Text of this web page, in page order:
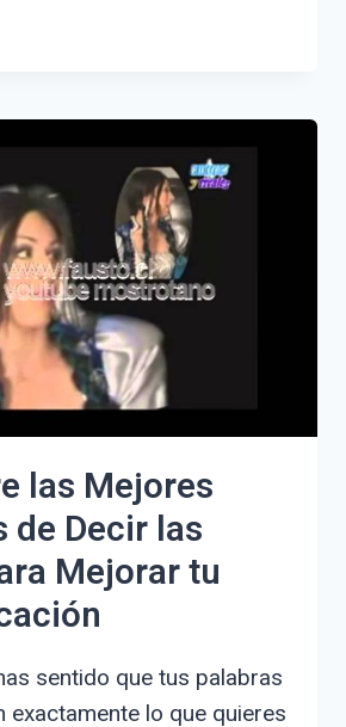
las Mejores
de Decir las
Mejorar tu
sentido que tus palabras
exactamente lo que quieres